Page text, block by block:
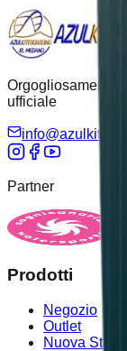
Orgogliosamente
ufficiale
Partner
Prodotti
Negozio
Outlet
Nuova